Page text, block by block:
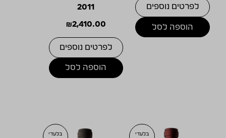
₪645.00.
₪550.00.
לפרטים נוספים
הוספה לסל
2011
₪2,410.00
לפרטים נוספים
הוספה לסל
בלעדי
בלעדי